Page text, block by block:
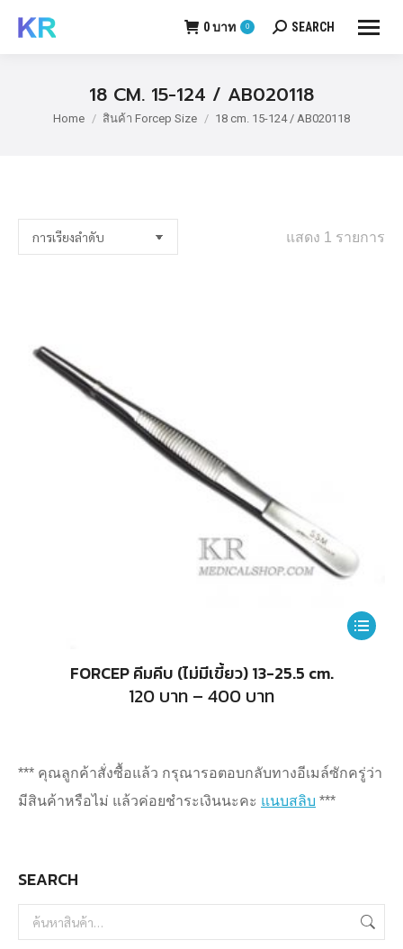
0บาท 0 Search:
SEARCH
18 CM. 15-124 / AB020118
You are here:
Home สินค้า Forcep Size 18 cm. 15-124 / AB020118
แสดง 1 รายการ
This
The
on
the
FORCEP คีมคีบ (ไม่มีเขี้ยว) 13-25.5 cm.
120 บาท – 400 บาทPrice
range:
400
บาท
*** คุณลูกค้าสั่งซื้อแล้ว กรุณารอตอบกลับทางอีเมล์ซักครู่ว่า
มีสินค้าหรือไม่ แล้วค่อยชำระเงินนะคะ แนบสลิบ ***
SEARCH